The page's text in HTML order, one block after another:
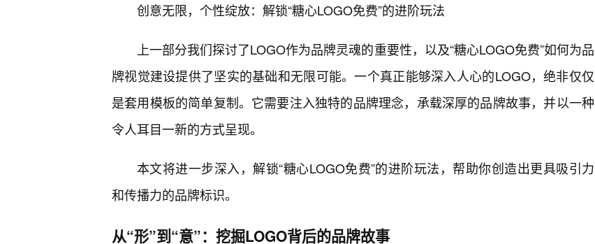
创意无限，个性绽放：解锁“糖心LOGO免费”的进阶玩法
上一部分我们探讨了LOGO作为品牌灵魂的重要性，以及“糖心LOGO免费”如何为品
牌视觉建设提供了坚实的基础和无限可能。一个真正能够深入人心的LOGO，绝非仅仅
是套用模板的简单复制。它需要注入独特的品牌理念，承载深厚的品牌故事，并以一种
令人耳目一新的方式呈现。
本文将进一步深入，解锁“糖心LOGO免费”的进阶玩法，帮助你创造出更具吸引力
和传播力的品牌标识。
从“形”到“意”：挖掘LOGO背后的品牌故事